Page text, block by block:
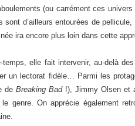
(ou carrément ces
sont d’ailleurs entourées de
ira encore plus loin dans cette
temps, elle fait intervenir, au-delà
un lectorat fidèle… Parmi les
de Breaking Bad!), Jimmy Olsen et
le genre. On apprécie également